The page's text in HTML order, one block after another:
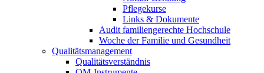
Pflegekurse
Links & Dokumente
Audit familiengerechte Hochschule
Woche der Familie und Gesundheit
Qualitätsmanagement
Qualitätsverständnis